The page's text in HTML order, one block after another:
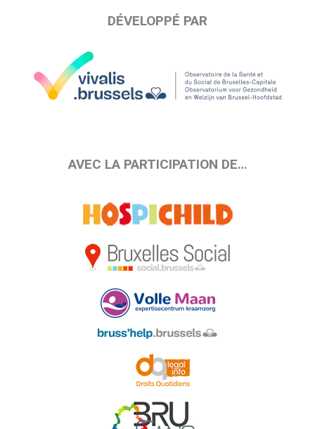
DÉVELOPPÉ PAR
AVEC LA PARTICIPATION DE…